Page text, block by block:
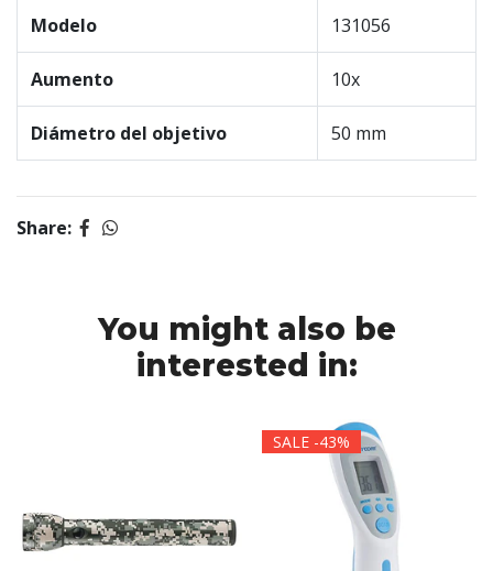
Modelo 131056
Aumento 10x
Diámetro del objetivo 50 mm
Share:
You might also be
interested in:
SALE -43%